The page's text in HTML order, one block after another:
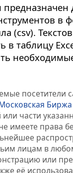
в
(csv).
в таблицу
посетители
Биржа
или части
имеете права
лицам в
или
её